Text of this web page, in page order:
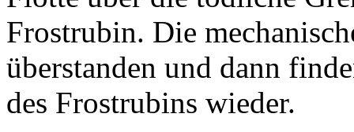
Frostrubin. Die
überstanden und dann
des Frostrubins wieder.